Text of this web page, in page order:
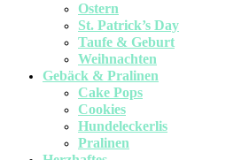
Ostern
St. Patrick’s Day
Taufe & Geburt
Weihnachten
Gebäck & Pralinen
Cake Pops
Cookies
Hundeleckerlis
Pralinen